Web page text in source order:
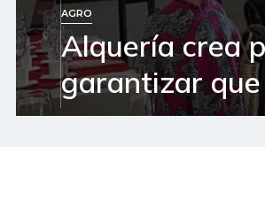
AGRO
Alquería crea
garantizar